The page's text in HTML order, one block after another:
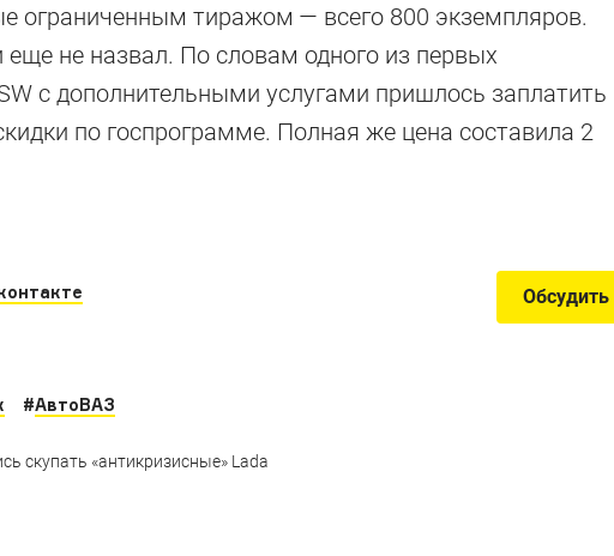
ограниченным тиражом — всего 800 экземпляров.
не назвал. По словам одного из первых
с дополнительными услугами пришлось заплатить
по госпрограмме. Полная же цена составила 2
автомобили
сбросили «лишнее» оснащение
Обсудить
#АвтоВАЗ
скупать «антикризисные» Lada